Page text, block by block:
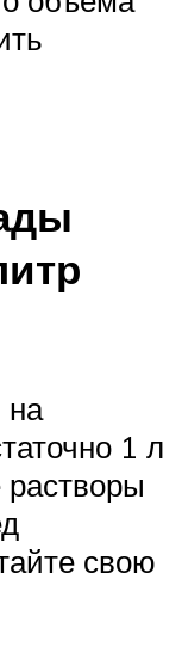
на
1 л
свою